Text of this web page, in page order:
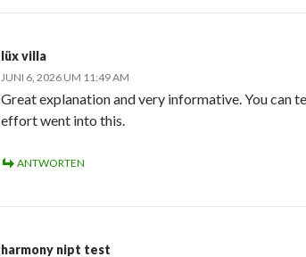
lüx villa
JUNI 6, 2026 UM 11:49 AM
Great explanation and very informative. You can
effort went into this.
ANTWORTEN
harmony nipt test